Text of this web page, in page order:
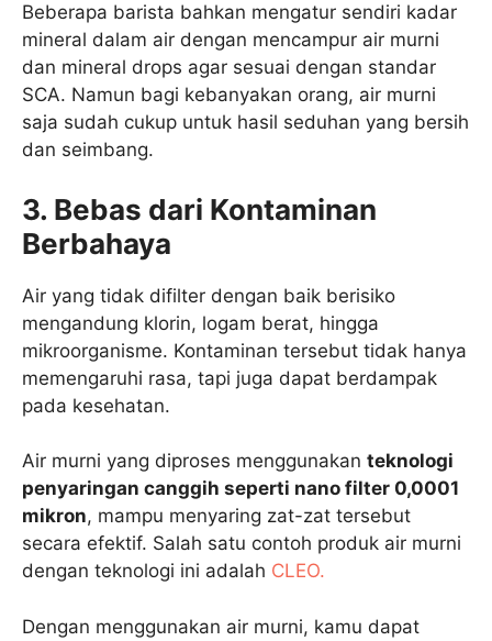
Beberapa barista bahkan mengatur sendiri kadar
mineral dalam air dengan mencampur air murni
dan mineral drops agar sesuai dengan standar
SCA. Namun bagi kebanyakan orang, air murni
saja sudah cukup untuk hasil seduhan yang bersih
dan seimbang.
3. Bebas dari Kontaminan
Berbahaya
Air yang tidak difilter dengan baik berisiko
mengandung klorin, logam berat, hingga
mikroorganisme. Kontaminan tersebut tidak hanya
memengaruhi rasa, tapi juga dapat berdampak
pada kesehatan.
Air murni yang diproses menggunakan teknologi
penyaringan canggih seperti nano filter 0,0001
mikron, mampu menyaring zat-zat tersebut
secara efektif. Salah satu contoh produk air murni
dengan teknologi ini adalah CLEO.
Dengan menggunakan air murni, kamu dapat